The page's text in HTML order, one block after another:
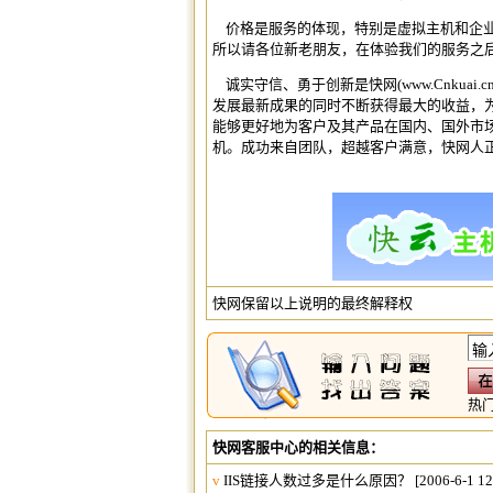
价格是服务的体现，特别是虚拟主机和企
所以请各位新老朋友，在体验我们的服务之
诚实守信、勇于创新是快网(
发展最新成果的同时不断获得最大的收益
能够更好地为客户及其产品在国内、国外
机。成功来自团队，超越客户满意，快网
快网保留以上说明的最终解释权
热
快网客服中心的相关信息：
v IIS链接人数过多是什么原因？ [2006-6-1